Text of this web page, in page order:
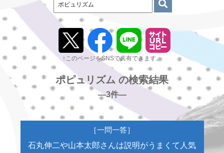
↑このページをSNSで共有できます。
ポピュリズム の検索結果
―3件―
［一問一答］
石丸伸二や山本太郎さんは説明がうまくて人気